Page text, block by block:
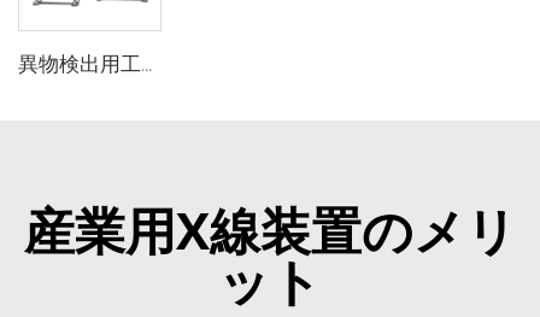
異物検出用工業用食品X線検査機
産業用X線装置のメリ
ット